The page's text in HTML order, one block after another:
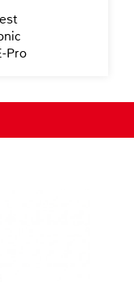
Pro